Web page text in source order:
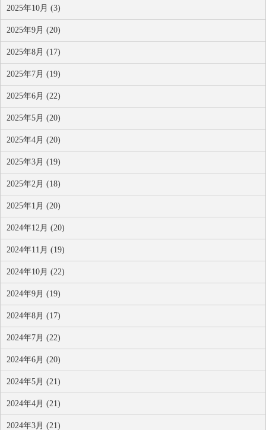
2025年10月 (3)
2025年9月 (20)
2025年8月 (17)
2025年7月 (19)
2025年6月 (22)
2025年5月 (20)
2025年4月 (20)
2025年3月 (19)
2025年2月 (18)
2025年1月 (20)
2024年12月 (20)
2024年11月 (19)
2024年10月 (22)
2024年9月 (19)
2024年8月 (17)
2024年7月 (22)
2024年6月 (20)
2024年5月 (21)
2024年4月 (21)
2024年3月 (21)